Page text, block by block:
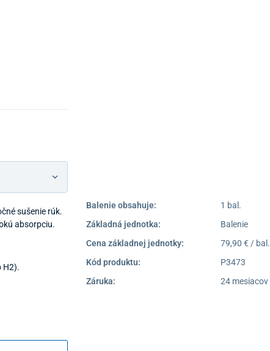
Balenie obsahuje:
1 bal.
Základná jednotka:
Balenie
Cena základnej jednotky:
79,90 € / bal.
Kód produktu:
P3473
Záruka:
24 mesiacov
sušenie rúk.
absorpciu.
H2).